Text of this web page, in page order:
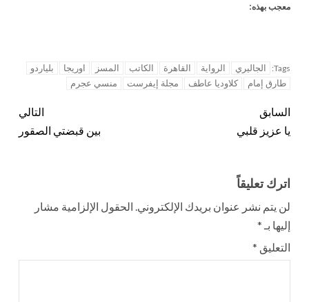
معجب بهذه:
Tags: الجاليري الرواية القاهرة الكاتب المسز اوريجا
بلياردو
طارق إمام
كلاوديا عاطف مجلة إيفرست منسي عجرم
السابق
يا عزيز قلبي
التالي
بين قبضتي الصقور
اترك تعليقاً
لن يتم نشر عنوان بريدك الإلكتروني. الحقول الإلزامية مشار
إليها بـ *
التعليق *